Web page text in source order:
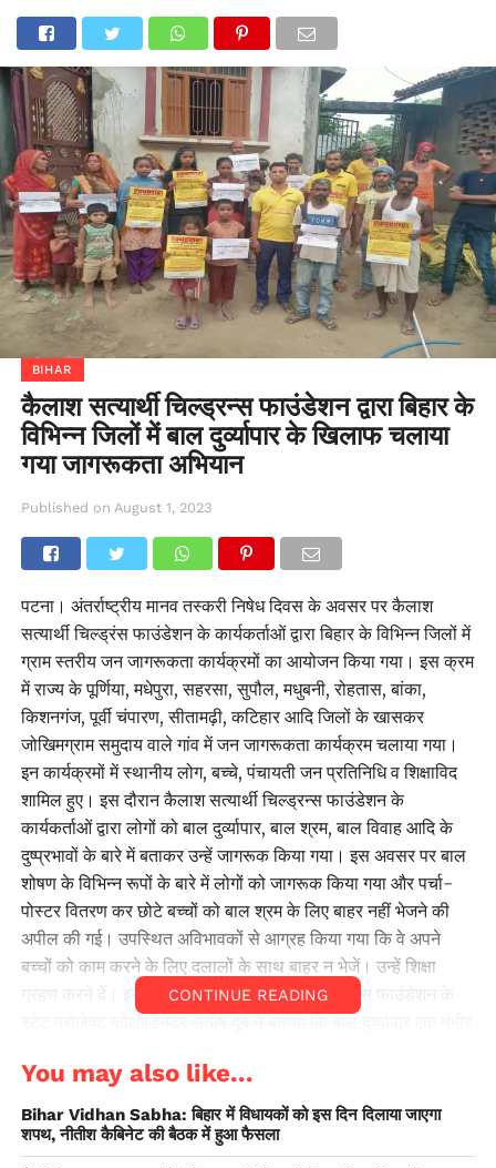
BIHAR
कैलाश सत्यार्थी चिल्ड्रन्स फाउंडेशन द्वारा बिहार के
विभिन्न जिलों में बाल दुर्व्यापार के खिलाफ चलाया
गया जागरूकता अभियान
Published on August 1, 2023
पटना। अंतर्राष्ट्रीय मानव तस्करी निषेध दिवस के अवसर पर कैलाश
सत्यार्थी चिल्ड्रंस फाउंडेशन के कार्यकर्ताओं द्वारा बिहार के विभिन्न जिलों में
ग्राम स्तरीय जन जागरूकता कार्यक्रमों का आयोजन किया गया। इस क्रम
में राज्य के पूर्णिया, मधेपुरा, सहरसा, सुपौल, मधुबनी, रोहतास, बांका,
किशनगंज, पूर्वी चंपारण, सीतामढ़ी, कटिहार आदि जिलों के खासकर
जोखिमग्राम समुदाय वाले गांव में जन जागरूकता कार्यक्रम चलाया गया।
इन कार्यक्रमों में स्थानीय लोग, बच्चे, पंचायती जन प्रतिनिधि व शिक्षाविद
शामिल हुए। इस दौरान कैलाश सत्यार्थी चिल्ड्रन्स फाउंडेशन के
कार्यकर्ताओं द्वारा लोगों को बाल दुर्व्यापार, बाल श्रम, बाल विवाह आदि के
दुष्प्रभावों के बारे में बताकर उन्हें जागरूक किया गया। इस अवसर पर बाल
शोषण के विभिन्न रूपों के बारे में लोगों को जागरूक किया गया और पर्चा-
पोस्टर वितरण कर छोटे बच्चों को बाल श्रम के लिए बाहर नहीं भेजने की
अपील की गई। उपस्थित अविभावकों से आग्रह किया गया कि वे अपने
बच्चों को काम करने के लिए दलालों के साथ बाहर न भेजें। उन्हें शिक्षा
ग्रहण करने दें। इस अवसर पर कैलाश सत्यार्थी चिल्ड्रन्स फाउंडेशन के
स्टेट प्रोजेक्ट कोऑर्डिनेटर संतोष दूबे ने बताया कि बाल दुर्व्यापार एक गंभीर
कमजोर,जोखिमग्रस्त बच्चों के जीवन को प्रभावित करती है। यह खासकर
कमजोर एवं जोखिम ग्रस्त परिवार के बच्चों को अपना शिकार बनाती है। हमें
इसके खिलाफ जागरुक रहने की आवश्यकता है। आजकल तस्कर
ऑनलाइन एवं ऑफ लाइन दोनों ही माध्यमों से बच्चों की तस्करी कर रहे हैं।
CONTINUE READING
You may also like...
Bihar Vidhan Sabha: बिहार में विधायकों को इस दिन दिलाया जाएगा
शपथ, नीतीश कैबिनेट की बैठक में हुआ फैसला